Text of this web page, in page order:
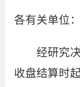
各有关单位：
经研究
收盘结算时